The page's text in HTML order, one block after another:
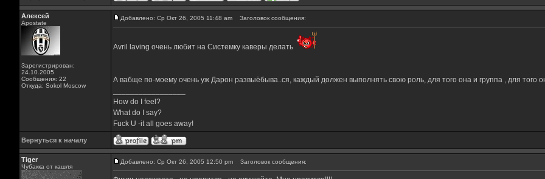
Алексей
Apostate
Зарегистрирован:
24.10.2005
Сообщения: 22
Откуда: Sokol Moscow
Добавлено: Ср Окт 26, 2005 11:48 am Заголовок сообщения:
Avril laving очень любит на Системку каверы делать
А вабще по-моему очень уж Дарон развыёбыва..ся, каждый должен выполнять свою роль, для того она и группа , для того
How do I feel?
What do I say?
Fuck U -it all goes away!
Вернуться к началу
Tiger
Чубакка от кашля
Добавлено: Ср Окт 26, 2005 12:50 pm Заголовок сообщения: